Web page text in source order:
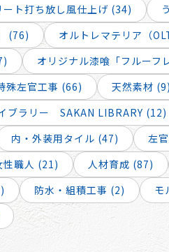
ート打ち放し風仕上げ (34)
(76)
オルトレマテリア（
オリジナル漆喰「フルーフ
殊左官工事 (66) 天然素材 (9)
ブラリー SAKAN LIBRARY (12)
内・外装用タイル (47)
左
性職人 (21) 人材育成 (87)
防水・組積工事 (2)
モ